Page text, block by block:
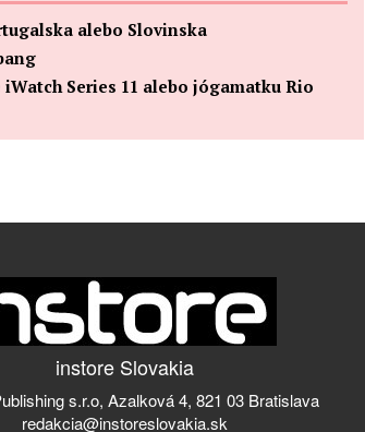
alebo Slovinska
Series 11 alebo jógamatku Rio
instore Slovakia
s.r.o, Azalková 4, 821 03 Bratislava
redakcia@instoreslovakia.sk